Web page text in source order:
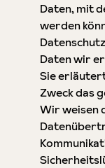
Daten, mit
werden
Daten wir
Sie
Zweck das
Wir weisen